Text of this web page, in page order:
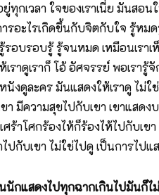
ทุกเวลา ใจของเราเนี่ย มันสอ
รอะไรเกิดขึ้นกับจิตกับใจ รู้หม
รอบรอบรู้ รู้จนหมด เหมือนเราเ
เราดูเราก็ โอ้ อัศจรรย์ พอเรารู้
นังดูละคร มันแสดงให้เราดู ไม่ใ
มีความสุขไปกับเขา เขาแสดง
ศร้าโศกร้องไห้ก็ร้องไห้ไปกับเข
ปกับเขา ไม่ใช่ไปดู เป็นการไปแ
นักแสดงไปทุกฉากเกินไปมันก็ไ